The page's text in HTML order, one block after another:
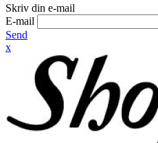
Skriv din e-mail
E-mail
Send
x